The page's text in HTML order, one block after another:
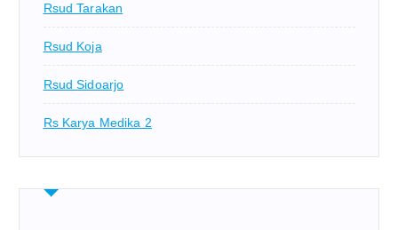
Rsud Tarakan
Rsud Koja
Rsud Sidoarjo
Rs Karya Medika 2